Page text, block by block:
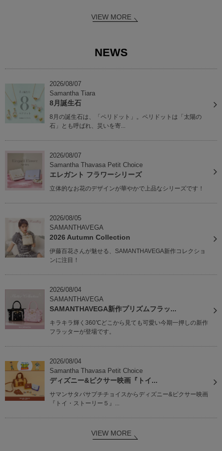
VIEW MORE
NEWS
2026/08/07
Samantha Tiara
8月誕生石
8月の誕生石は、「ペリドット」。ペリドットは「太陽の
石」とも呼ばれ、災いを寄...
2026/08/07
Samantha Thavasa Petit Choice
エレガント フラワーシリーズ
立体的なお花のデザインが華やかで上品なシリーズです！
2026/08/05
SAMANTHAVEGA
2026 Autumn Collection
伊藤百花さんが魅せる、SAMANTHAVEGA新作コレクショ
ンに注目！
2026/08/04
SAMANTHAVEGA
SAMANTHAVEGA新作プリズムフラッ...
キラキラ輝く360℃どこから見ても可愛い今期一押しの新作
フラッターが登場です。
2026/08/04
Samantha Thavasa Petit Choice
ディズニー&ピクサー映画『トイ...
サマンサタバサプチチョイスからディズニー&ピクサー映画
『トイ・ストーリー５』...
VIEW MORE